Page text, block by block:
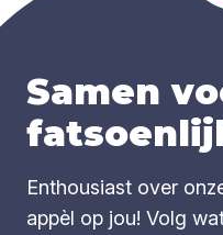
Samen
Enthousiast over
appèl op jou! Volg